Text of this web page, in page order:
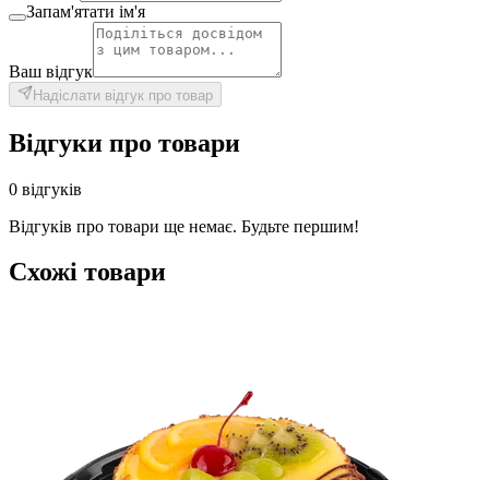
Запам'ятати ім'я
Ваш відгук
Надіслати відгук про товар
Відгуки про товари
0 відгуків
Відгуків про товари ще немає. Будьте першим!
Схожі товари